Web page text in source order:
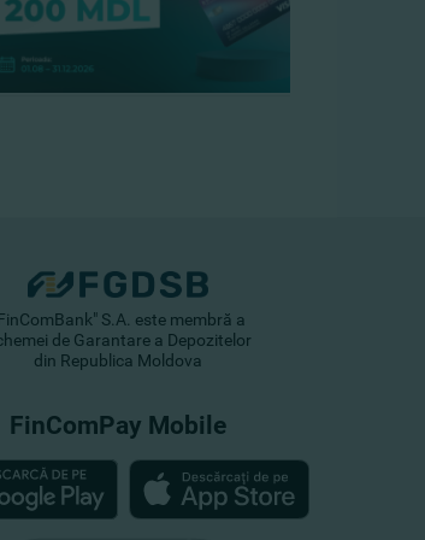
S.A. este membră a
de Garantare a Depozitelor
din Republica Moldova
FinComPay Mobile